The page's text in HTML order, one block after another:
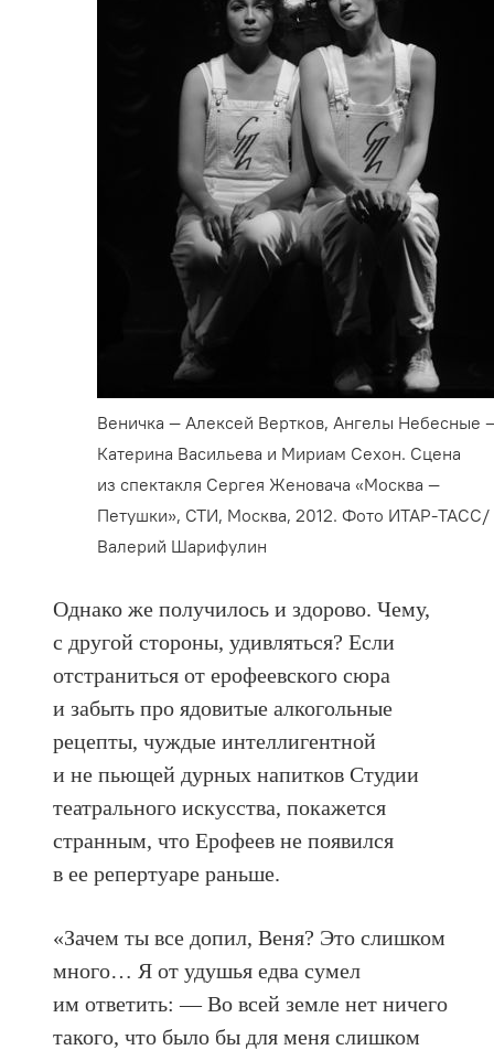
Веничка — Алексей Вертков, Ангелы Небесные
Катерина Васильева и Мириам Сехон. Сцена
из спектакля Сергея Женовача «Москва —
Петушки», СТИ, Москва, 2012. Фото ИТАР-ТАСС/
Валерий Шарифулин
Однако же получилось и здорово. Чему,
с другой стороны, удивляться? Если
отстраниться от ерофеевского сюра
и забыть про ядовитые алкогольные
рецепты, чуждые интеллигентной
и не пьющей дурных напитков Студии
театрального искусства, покажется
странным, что Ерофеев не появился
в ее репертуаре раньше.
«Зачем ты все допил, Веня? Это слишком
много… Я от удушья едва сумел
им ответить: — Во всей земле нет ничего
такого, что было бы для меня слишком